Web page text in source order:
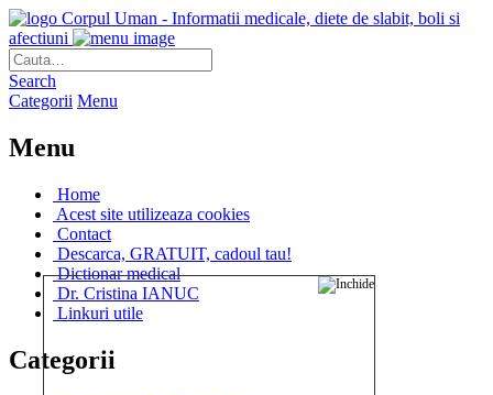
Corpul Uman - Informatii medicale, diete de slabit, boli si
afectiuni
Search
Categorii Menu
Menu
Home
Acest site utilizeaza cookies
Contact
Descarca, GRATUIT, cadoul tau!
Dictionar medical
Dr. Cristina IANUC
Linkuri utile
Categorii